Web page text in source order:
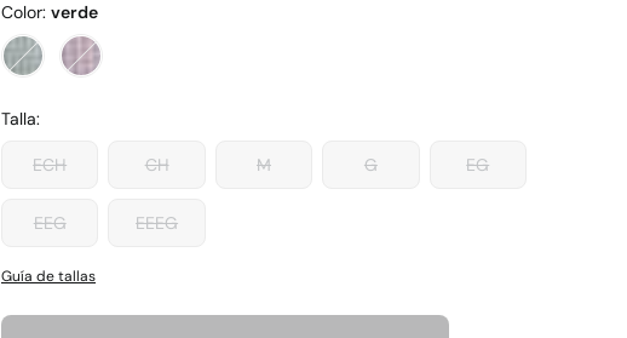
Color: verde
Talla:
ECH CH M G EG
EEG EEEG
Guía de tallas